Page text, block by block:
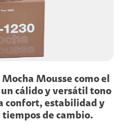
Mousse como el
un cálido y versátil tono
confort, estabilidad y
de cambio.